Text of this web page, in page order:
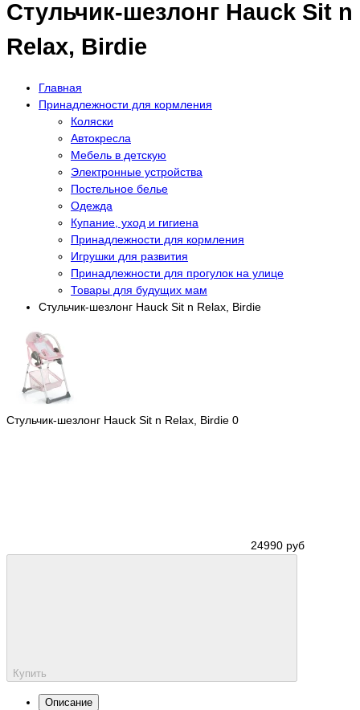
Стульчик-шезлонг Hauck Sit n
Relax, Birdie
Главная
Принадлежности для кормления
Коляски
Автокресла
Мебель в детскую
Электронные устройства
Постельное белье
Одежда
Купание, уход и гигиена
Принадлежности для кормления
Игрушки для развития
Принадлежности для прогулок на улице
Товары для будущих мам
Стульчик-шезлонг Hauck Sit n Relax, Birdie
Стульчик-шезлонг Hauck Sit n Relax, Birdie 0
24990 руб
Купить
Описание